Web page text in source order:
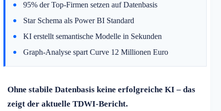
95% der Top-Firmen setzen auf Datenbasis
Star Schema als Power BI Standard
KI erstellt semantische Modelle in Sekunden
Graph-Analyse spart Curve 12 Millionen Euro
Ohne stabile Datenbasis keine erfolgreiche KI – das
zeigt der aktuelle TDWI-Bericht.